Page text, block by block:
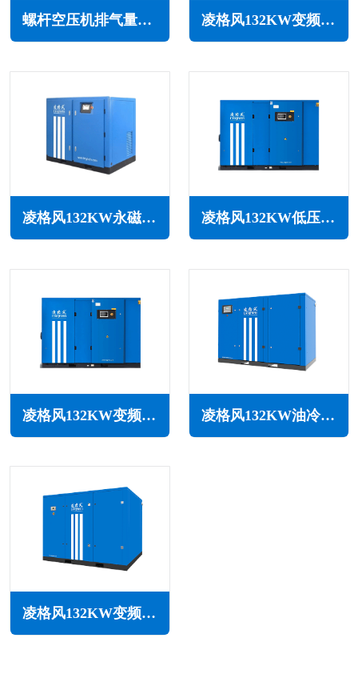
螺杆空压机排气量的计算方法(关键技巧与计算公式) 凌格风132KW变频空压机LSV系列
凌格风132KW永磁变频无油水润滑空压机LSW PM系列 凌格风132KW低压空压机LS LP系列
凌格风132KW变频低压空压机LSV LP系列 凌格风132KW油冷永磁变频空压机LSH系列
凌格风132KW变频空压机LS系列